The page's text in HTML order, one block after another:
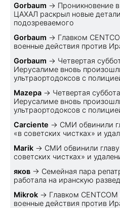
Gorbaum → Проникновение
ЦАХАЛ раскрыл новые
подозреваемого
Gorbaum → Главком
военные действия против
Gorbaum → Четвертая
Иерусалиме вновь
ультраортодоксов с
Mazepa → Четвертая
Иерусалиме вновь
ультраортодоксов с
Carciente → СМИ обвинили
«в советских чистках» и
Marik → СМИ обвинили
советских чистках» и
яков → Семейная пара
работала на иранскую
Mikrok → Главком
военные действия против